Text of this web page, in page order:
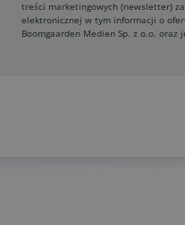
treści marketingowych (newsletter)
elektronicznej w tym informacji o
Boomgaarden Medien Sp. z o.o. oraz